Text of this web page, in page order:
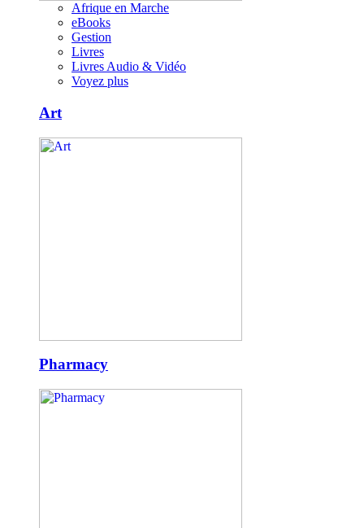
Afrique en Marche
eBooks
Gestion
Livres
Livres Audio & Vidéo
Voyez plus
Art
Pharmacy